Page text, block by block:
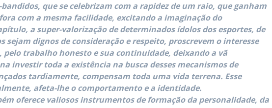
que se celebrizam com a rapidez de um raio, que ganham
com a mesma facilidade, excitando a imaginação do
a super-valorização de determinados ídolos dos esportes, de
sejam dignos de consideração e respeito, proscrevem o interesse
pelo trabalho honesto e sua continuidade, deixando a vã
investir toda a existência na busca desses mecanismos de
tardiamente, compensam toda uma vida terrena. Esse
afeta-lhe o comportamento e a identidade.
oferece valiosos instrumentos de formação da personalidade, da